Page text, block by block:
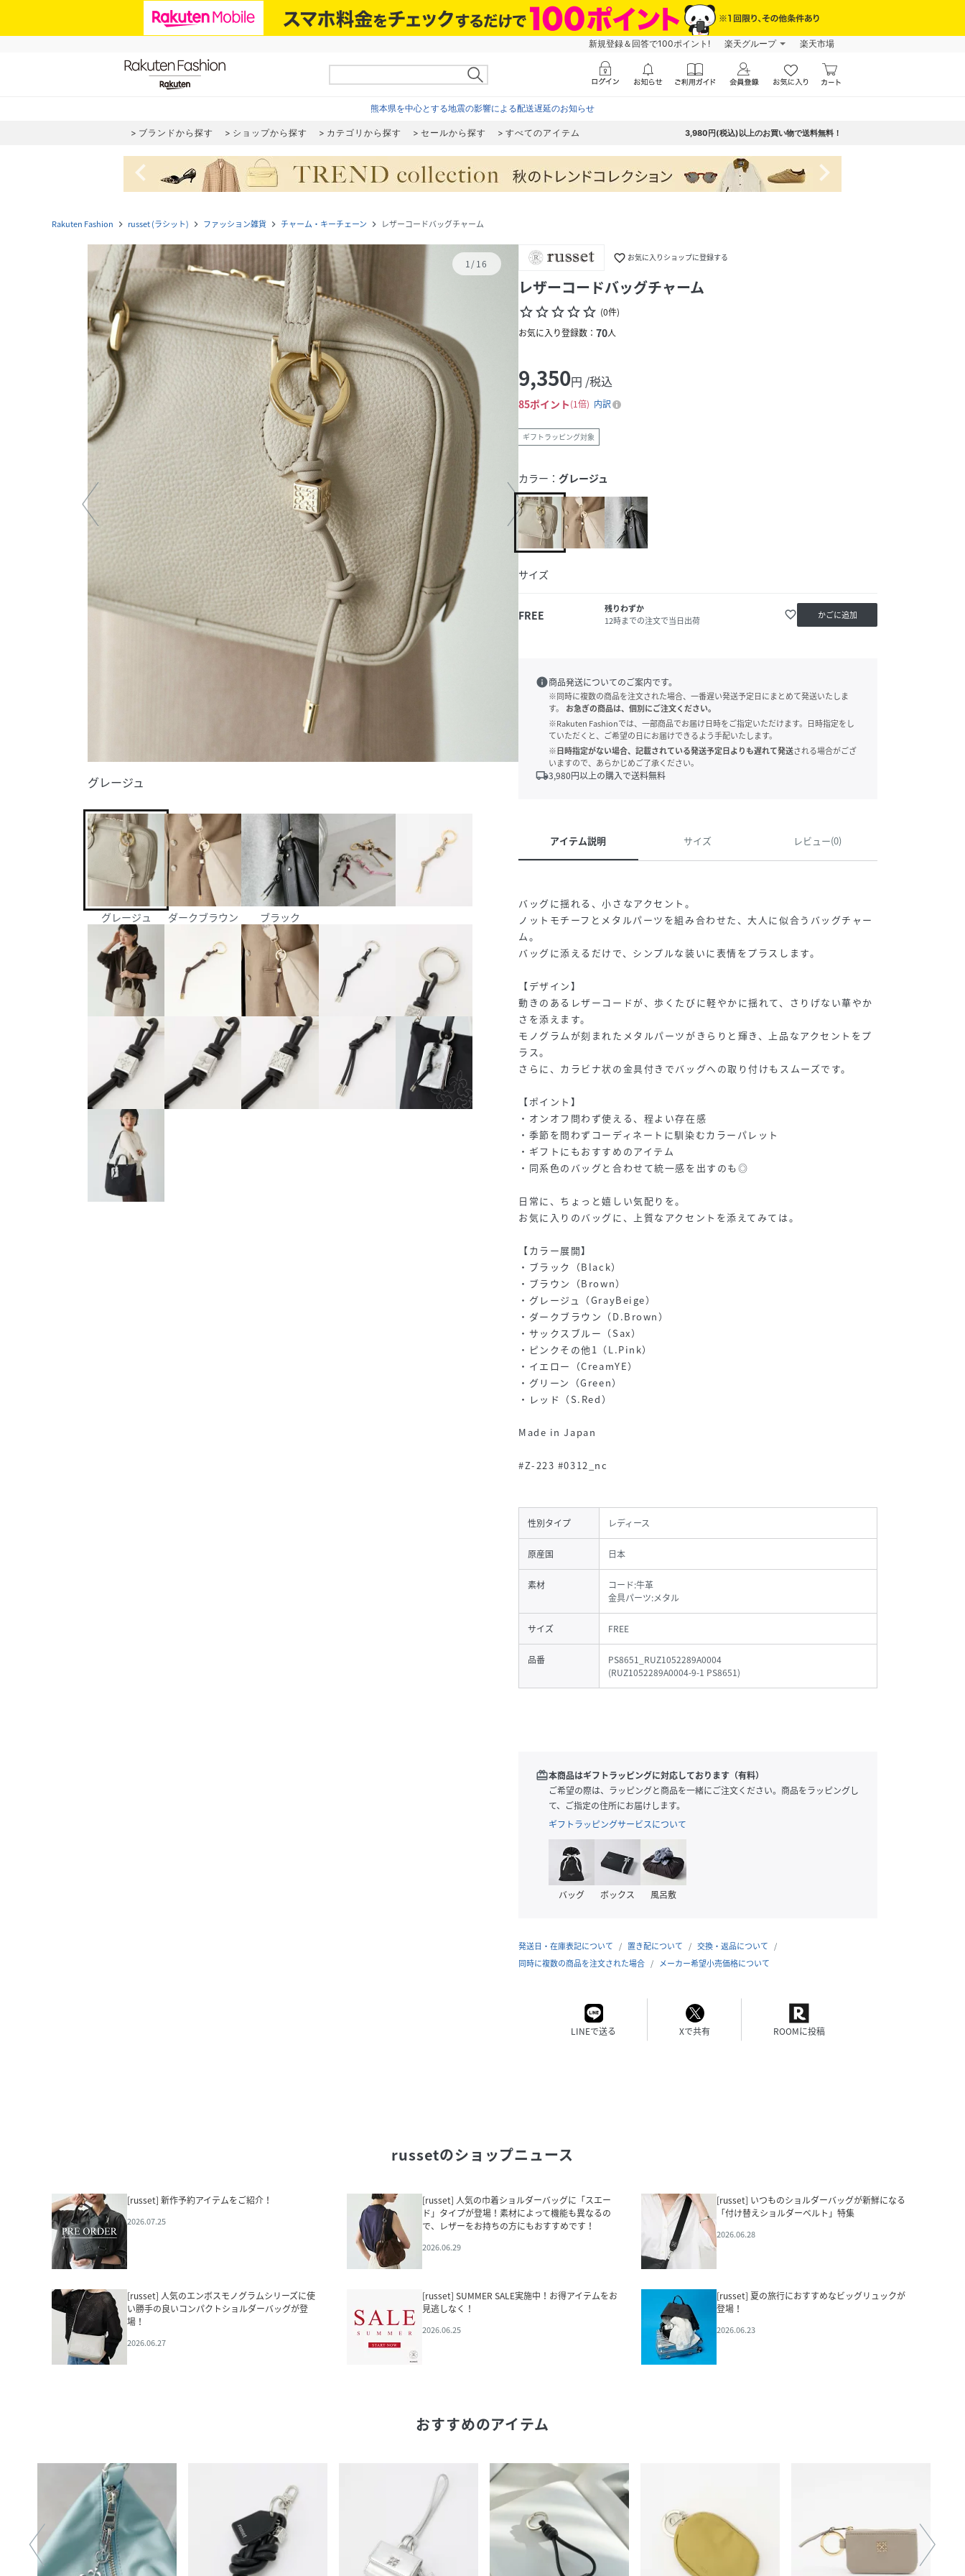
新規登録＆回答で100ポイント! 楽天グループ 楽天市場
熊本県を中心とする地震の影響による配送遅延のお知らせ
ブランドから探す ショップから探す カテゴリから探す セールから探す すべてのアイテム 3,980円(税込)以上のお買い物で送料無料！
navigate_before navigate_next
Rakuten Fashion navigate_next russet (ラシット) navigate_next ファッション雑貨 navigate_next チャーム・キーチェーン navigate_next レザーコードバッグチャーム
1/16
グレージュ
グレージュ ダークブラウン ブラック
favorite_border お気に入りショップに登録する
レザーコードバッグチャーム
star_borderstar_borderstar_borderstar_borderstar_border (0件)
お気に入り登録数： 70人
9,350円 /税込
85ポイント 1倍 内訳
ギフトラッピング対象
カラー： グレージュ
サイズ
FREE
残りわずか
12時までの注文で当日出荷
favorite_border かごに追加
info商品発送についてのご案内です。
※同時に複数の商品を注文された場合、一番遅い発送予定日にまとめて発送いたしま
す。
お急ぎの商品は、個別にご注文ください。
※Rakuten Fashionでは、一部商品でお届け日時をご指定いただけます。日時指定をし
ていただくと、ご希望の日にお届けできるよう手配いたします。
※日時指定がない場合、記載されている発送予定日よりも遅れて発送される場合がござ
いますので、あらかじめご了承ください。
local_shipping3,980円以上の購入で送料無料
アイテム説明 サイズ レビュー(0)
バッグに揺れる、小さなアクセント。
ノットモチーフとメタルパーツを組み合わせた、大人に似合うバッグチャー
ム。
バッグに添えるだけで、シンプルな装いに表情をプラスします。
【デザイン】
動きのあるレザーコードが、歩くたびに軽やかに揺れて、さりげない華やか
さを添えます。
モノグラムが刻まれたメタルパーツがきらりと輝き、上品なアクセントをプ
ラス。
さらに、カラビナ状の金具付きでバッグへの取り付けもスムーズです。
【ポイント】
・オンオフ問わず使える、程よい存在感
・季節を問わずコーディネートに馴染むカラーパレット
・ギフトにもおすすめのアイテム
・同系色のバッグと合わせて統一感を出すのも◎
日常に、ちょっと嬉しい気配りを。
お気に入りのバッグに、上質なアクセントを添えてみては。
【カラー展開】
・ブラック（Black）
・ブラウン（Brown）
・グレージュ（GrayBeige）
・ダークブラウン（D.Brown）
・サックスブルー（Sax）
・ピンクその他1（L.Pink）
・イエロー（CreamYE）
・グリーン（Green）
・レッド（S.Red）
Made in Japan
#Z-223 #0312_nc
性別タイプ レディース
原産国 日本
素材
コード:牛革
金具パーツ:メタル
サイズ FREE
品番
PS8651_RUZ1052289A0004
(RUZ1052289A0004-9-1 PS8651)
redeem本商品はギフトラッピングに対応しております（有料）
ご希望の際は、ラッピングと商品を一緒にご注文ください。商品をラッピングし
て、ご指定の住所にお届けします。
ギフトラッピングサービスについて
バッグ ボックス 風呂敷
発送日・在庫表記について 置き配について
交換・返品について
同時に複数の商品を注文された場合
メーカー希望小売価格について
LINEで送る Xで共有 ROOMに投稿
russetのショップニュース
[russet] 新作予約アイテムをご紹介！
2026.07.25
[russet] 人気の巾着ショルダーバッグに「スエー
ド」タイプが登場！素材によって機能も異なるの
で、レザーをお持ちの方にもおすすめです！
2026.06.29
[russet] いつものショルダーバッグが新鮮になる
「付け替えショルダーベルト」特集
2026.06.28
[russet] 人気のエンボスモノグラムシリーズに使
い勝手の良いコンパクトショルダーバッグが登
場！
2026.06.27
[russet] SUMMER SALE実施中！お得アイテムをお
見逃しなく！
2026.06.25
[russet] 夏の旅行におすすめなビッグリュックが
登場！
2026.06.23
おすすめのアイテム